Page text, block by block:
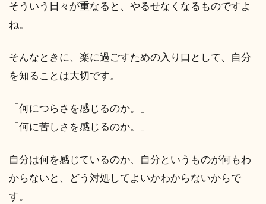
そういう日々が重なると、やるせなくなるものですよ
ね。
そんなときに、楽に過ごすための入り口として、自分
を知ることは大切です。
「何につらさを感じるのか。」
「何に苦しさを感じるのか。」
自分は何を感じているのか、自分というものが何もわ
からないと、どう対処してよいかわからないからで
す。